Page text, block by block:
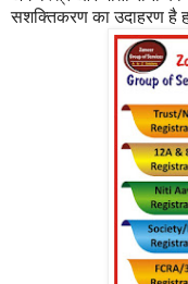
सशक्तिकरण का उदाहरण है